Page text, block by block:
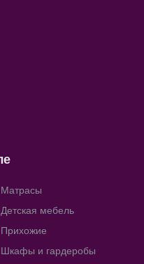
Матрасы
Детская мебель
Прихожие
Шкафы и гардеробы